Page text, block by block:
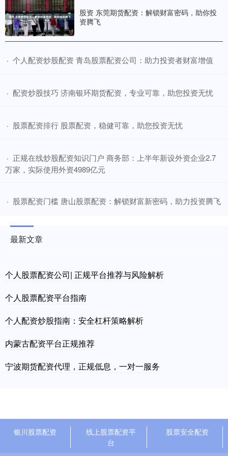
股资 东莞期货配资：解锁财富密码，助你投
资腾飞
· ​个人配资炒股配资 青岛股票配资公司：助力投资者财富增值
· ​配资炒股技巧 济南银环期货配资，专业可靠，助您投资无忧
· ​股票配资排行 股票配资，稳健可靠，助您投资无忧
· ​正规在线炒股配资知识门户 商务部：上半年新设外资企业2.7
万家，实际使用外资4989亿元
· ​股票配资门槛 唐山股票配资：解锁财富新密码，助力投资腾飞
最新文章
个人股票配资公司| 正规平台推荐与风险解析
个人股票配资平台指南
个人配资炒股指南：安全杠杆策略解析
内蒙古配资平台正规推荐
宁波期货配资代理，正规低息，一对一服务
银川股票配资
线上股票配资平
台
股票安全配资